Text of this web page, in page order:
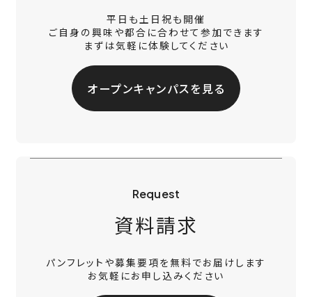
平日も土日祝も開催
ご自身の興味や都合に合わせて参加できます
まずは気軽に体験してください
オープンキャンパスを見る
Request
資料請求
パンフレットや募集要項を無料でお届けします
お気軽にお申し込みください